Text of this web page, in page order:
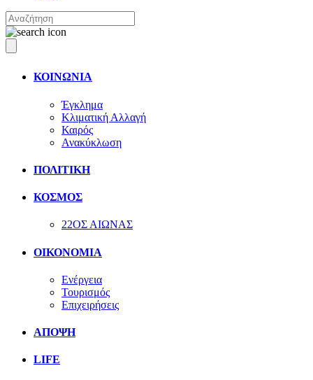
ΚΟΙΝΩΝΙΑ
Έγκλημα
Κλιματική Αλλαγή
Καιρός
Ανακύκλωση
ΠΟΛΙΤΙΚΗ
ΚΟΣΜΟΣ
22ΟΣ ΑΙΩΝΑΣ
ΟΙΚΟΝΟΜΙΑ
Ενέργεια
Τουρισμός
Επιχειρήσεις
ΑΠΟΨΗ
LIFE